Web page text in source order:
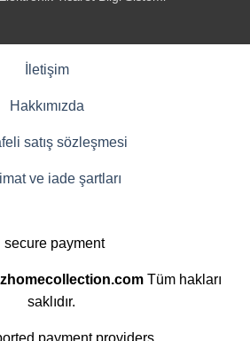
İletişim
Hakkımızda
satış sözleşmesi
ve iade şartları
Tüm hakları
saklıdır.